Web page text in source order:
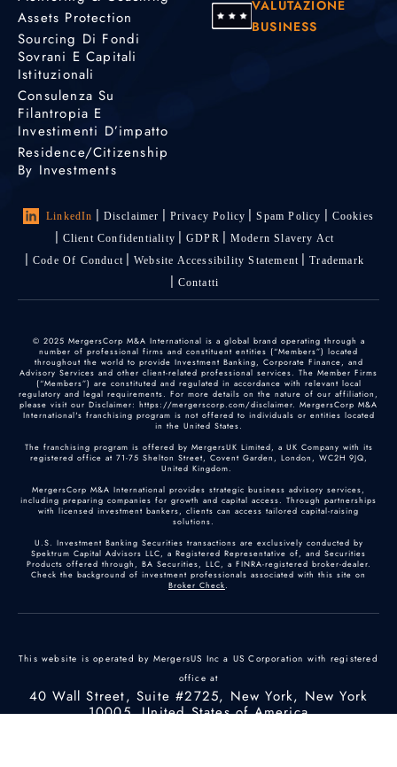
Assets Protection
Sourcing Di Fondi
Sovrani E Capitali
Istituzionali
Consulenza Su
Filantropia E
Investimenti D’impatto
Residence/Citizenship
By Investments
VALUTAZIONE
BUSINESS
LinkedIn Disclaimer Privacy Policy Spam Policy
Cookies
Client Confidentiality
GDPR
Modern Slavery Act
Code Of Conduct
Website Accessibility Statement
Trademark
Contatti
© 2025 MergersCorp M&A International is a global brand operating through a
number of professional firms and constituent entities (“Members”) located
throughout the world to provide Investment Banking, Corporate Finance, and
Advisory Services and other client-related professional services. The Member Firms
(“Members”) are constituted and regulated in accordance with relevant local
regulatory and legal requirements. For more details on the nature of our affiliation,
please visit our Disclaimer: https://mergerscorp.com/disclaimer. MergersCorp M&A
International's franchising program is not offered to individuals or entities located
in the United States.
The franchising program is offered by MergersUK Limited, a UK Company with its
registered office at 71-75 Shelton Street, Covent Garden, London, WC2H 9JQ,
United Kingdom.
MergersCorp M&A International provides strategic business advisory services,
including preparing companies for growth and capital access. Through partnerships
with licensed investment bankers, clients can access tailored capital-raising
solutions.
U.S. Investment Banking Securities transactions are exclusively conducted by
Spektrum Capital Advisors LLC, a Registered Representative of, and Securities
Products offered through, BA Securities, LLC, a FINRA-registered broker-dealer.
Check the background of investment professionals associated with this site on
Broker Check.
This website is operated by MergersUS Inc a US Corporation with registered
office at
40 Wall Street, Suite #2725, New York, New York
10005, United States of America